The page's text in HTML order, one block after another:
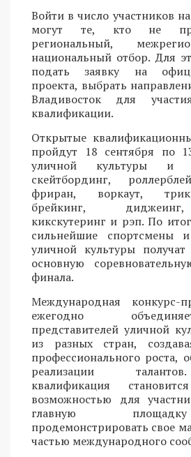
Войти в число участников
могут те, кто не
региональный,
национальный отбор. Для
подать заявку на
проекта, выбрать
Владивосток для
квалификации.
Открытые
пройдут 18 сентября по
уличной культуры и
скейтбординг,
фриран, воркаут,
брейкинг,
кикскутеринг и рэп. По
сильнейшие спортсмены
уличной культуры
основную
финала.
Международная конкурс-
ежегодно
представителей уличной
из разных стран,
профессионального роста,
реализации
квалификация
возможностью для
главную
продемонстрировать свое
частью международного